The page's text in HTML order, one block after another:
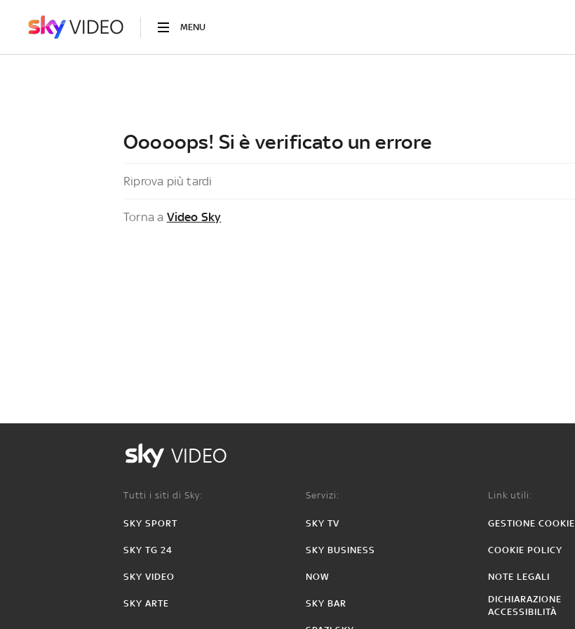
MENU
Ooooops! Si è verificato un errore
Riprova più tardi
Torna a Video Sky
VIDEO
Tutti i siti di Sky:
SKY SPORT
SKY TG 24
SKY VIDEO
SKY ARTE
Servizi:
SKY TV
SKY BUSINESS
NOW
SKY BAR
Link utili:
GESTIONE COOKIE
COOKIE POLICY
NOTE LEGALI
DICHIARAZIONE
ACCESSIBILITÀ